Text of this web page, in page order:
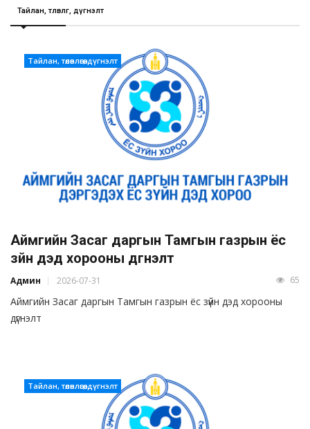
Тайлан, төлөвлөгөө, дүгнэлт
Тайлан, төлөвлөгөө, дүгнэлт
Аймгийн Засаг даргын Тамгын газрын ёс
зүйн дэд хорооны дүгнэлт
Админ 2026-07-31 65
Аймгийн Засаг даргын Тамгын газрын ёс зүйн дэд хорооны
дүгнэлт
Тайлан, төлөвлөгөө, дүгнэлт